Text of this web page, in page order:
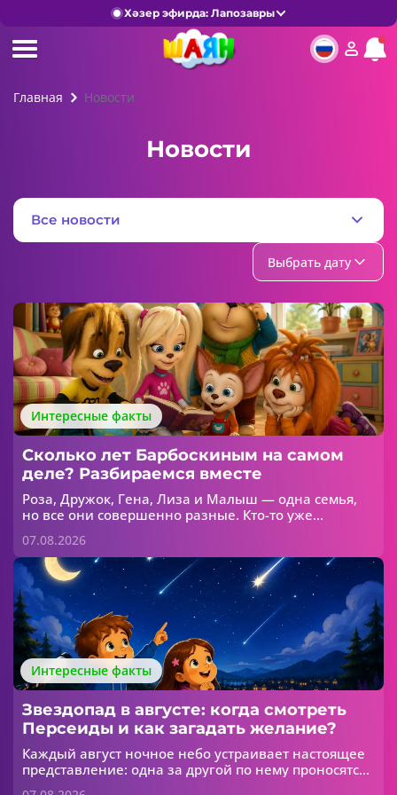
Хәзер эфирда: Лапозавры
Главная Новости
Новости
Все новости
Выбрать дату
Интересные факты
Сколько лет Барбоскиным на самом
деле? Разбираемся вместе
Роза, Дружок, Гена, Лиза и Малыш — одна семья,
но все они совершенно разные. Кто-то уже
футболе, а кто-то пока больше всего любит
игрушки. Но сколько лет каждому из Барбоскиных?
07.08.2026
Интересные факты
Звездопад в августе: когда смотреть
Персеиды и как загадать желание?
Каждый август ночное небо устраивает настоящее
представление: одна за другой по нему проносятся